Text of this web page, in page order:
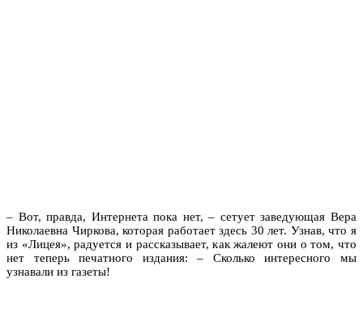
– Вот, правда, Интернета пока нет, – сетует заведующая Вера
Николаевна Чиркова, которая работает здесь 30 лет. Узнав, что я
из «Лицея», радуется и рассказывает, как жалеют они о том, что
нет теперь печатного издания: – Сколько интересного мы
узнавали из газеты!